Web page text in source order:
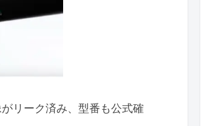
リーク済み、型番も公式確